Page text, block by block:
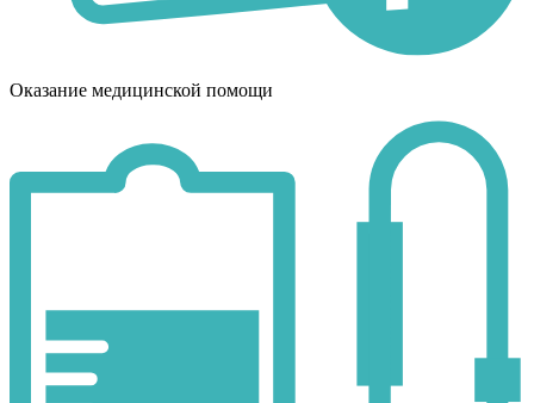
Оказание медицинской помощи